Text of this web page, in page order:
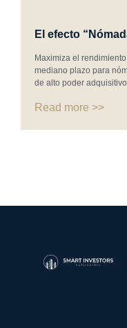
El efecto
Maximiza el
mediano plazo para
de alto poder
Read more >>